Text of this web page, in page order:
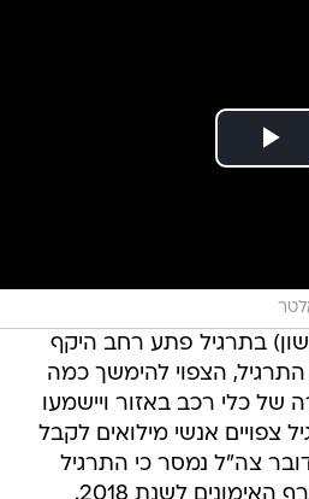
בתרגיל פתע רחב היקף
הצפוי להימשך כמה
של כלי רכב באזור ויישמעו
צפויים אנשי מילואים לקבל
צה"ל נמסר כי התרגיל